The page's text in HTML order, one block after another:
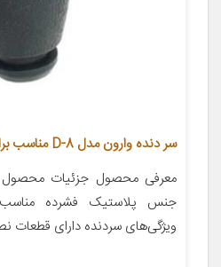
سر دنده وارون مدل D-8 مناسب برای رنو L90
ویژگی‌های سردنده دارای قطعات